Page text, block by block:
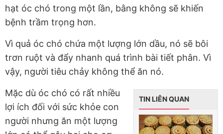
hạt óc chó trong một lần, bằng không sẽ khiến
bệnh trầm trọng hơn.
Vì quả óc chó chứa một lượng lớn dầu, nó sẽ bôi
trơn ruột và đẩy nhanh quá trình bài tiết phân. Vì
vậy, người tiêu chảy không thể ăn nó.
TIN LIÊN QUAN
Mặc dù óc chó có rất nhiều
lợi ích đối với sức khỏe con
người nhưng ăn một lượng